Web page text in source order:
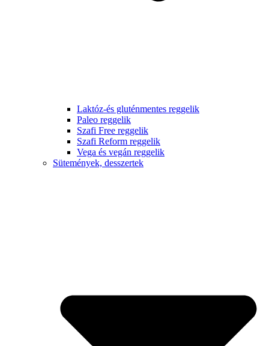
Laktóz-és gluténmentes reggelik
Paleo reggelik
Szafi Free reggelik
Szafi Reform reggelik
Vega és vegán reggelik
Sütemények, desszertek